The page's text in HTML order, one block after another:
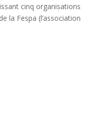
cinq organisations
la Fespa (l’association